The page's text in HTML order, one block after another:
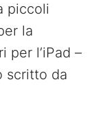
piccoli
la
per l’iPad –
scritto da